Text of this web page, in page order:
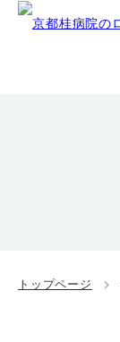
トップページ